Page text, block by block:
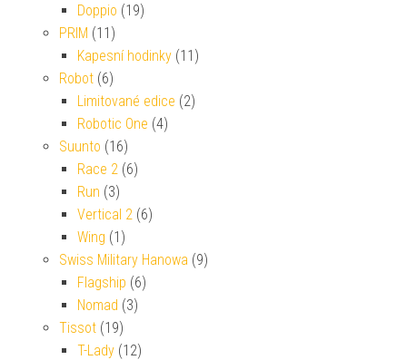
Doppio (19)
PRIM (11)
Kapesní hodinky (11)
Robot (6)
Limitované edice (2)
Robotic One (4)
Suunto (16)
Race 2 (6)
Run (3)
Vertical 2 (6)
Wing (1)
Swiss Military Hanowa (9)
Flagship (6)
Nomad (3)
Tissot (19)
T-Lady (12)